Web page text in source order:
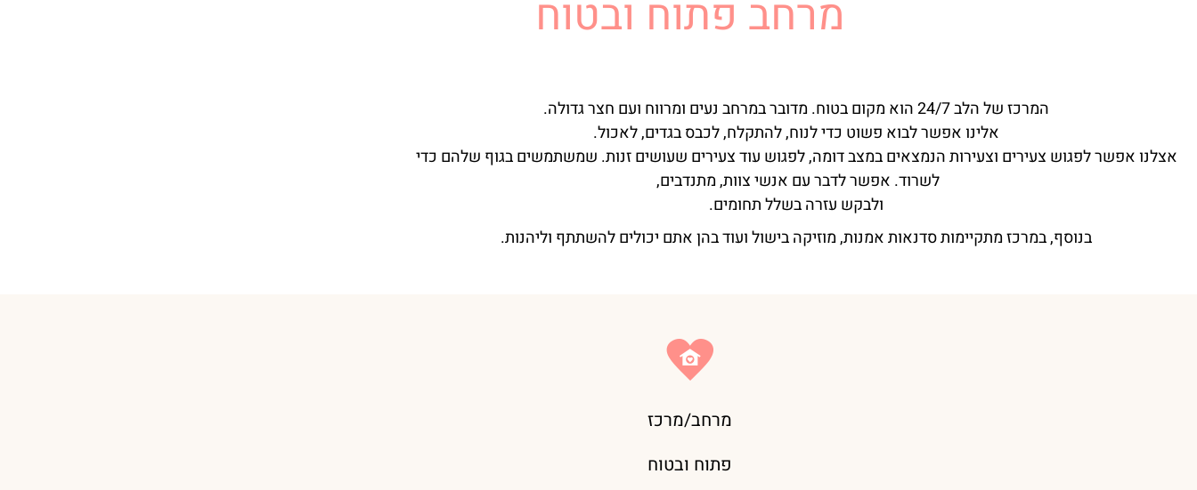
מרחב פתוח ובטוח
המרכז של הלב 24/7 הוא מקום בטוח. מדובר במרחב נעים ומרווח ועם חצר גדולה.
אלינו אפשר לבוא פשוט כדי לנוח, להתקלח, לכבס בגדים, לאכול.
אצלנו אפשר לפגוש צעירים וצעירות הנמצאים במצב דומה, לפגוש עוד צעירים שעושים זנות. שמשתמשים בגוף שלהם כדי
לשרוד. אפשר לדבר עם אנשי צוות, מתנדבים,
ולבקש עזרה בשלל תחומים.
בנוסף, במרכז מתקיימות סדנאות אמנות, מוזיקה בישול ועוד בהן אתם יכולים להשתתף וליהנות.
מרחב/מרכז
פתוח ובטוח